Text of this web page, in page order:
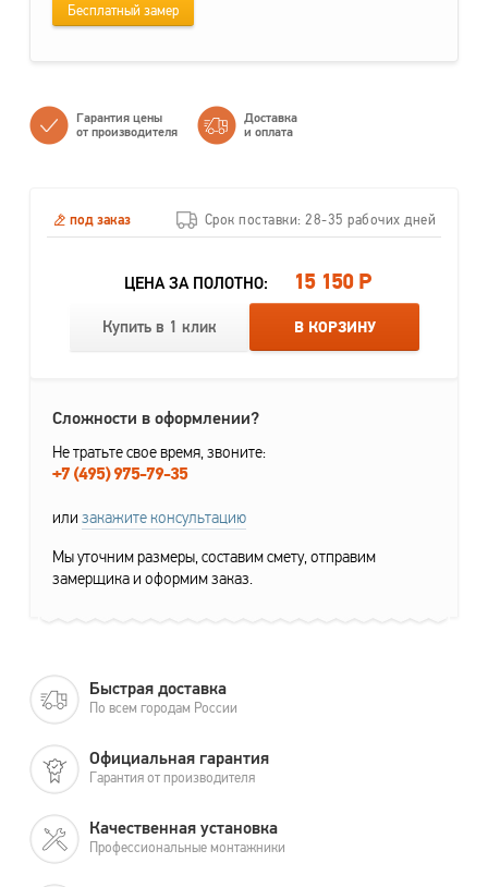
Бесплатный замер
Гарантия цены
от производителя
Доставка
и оплата
под заказ Срок поставки: 28-35 рабочих дней
ЦЕНА ЗА ПОЛОТНО: 15 150 Р
Купить в 1 клик В КОРЗИНУ
Сложности в оформлении?
Не тратьте свое время, звоните:
+7 (495) 975-79-35
или закажите консультацию
Мы уточним размеры, составим смету, отправим
замерщика и оформим заказ.
Быстрая доставка
По всем городам России
Официальная гарантия
Гарантия от производителя
Качественная установка
Профессиональные монтажники